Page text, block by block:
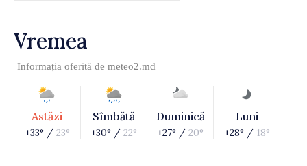
Vremea
Informația oferită de meteo2.md
Astăzi
+33° / 23°
Sîmbătă
+30° / 22°
Duminică
+27° / 20°
Luni
+28° / 18°